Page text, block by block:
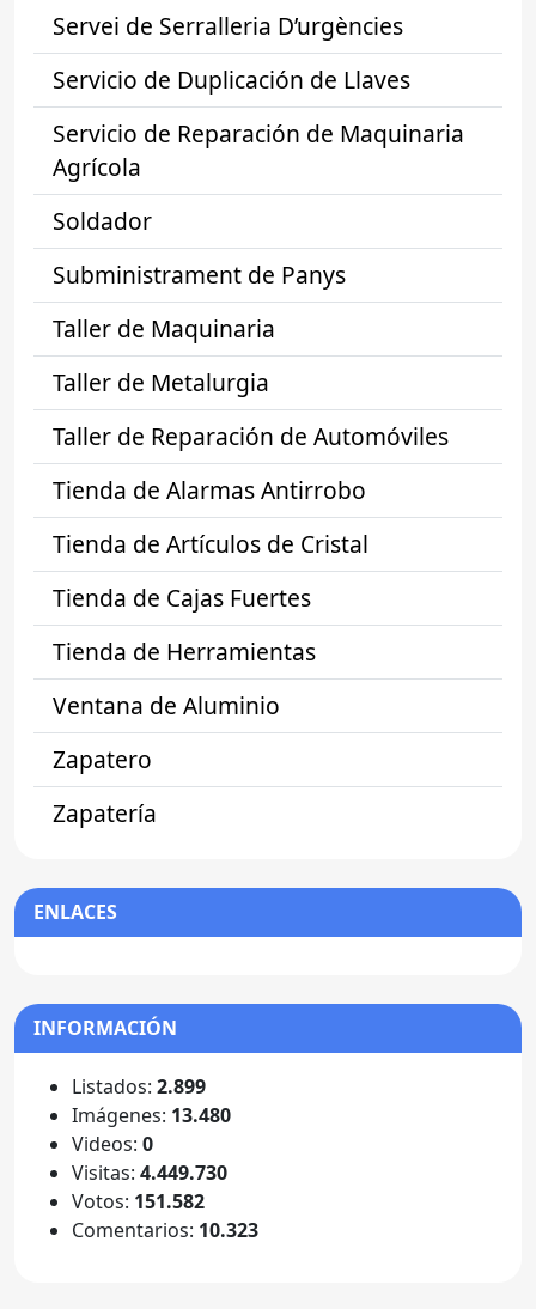
Servei de Serralleria D’urgències
Servicio de Duplicación de Llaves
Servicio de Reparación de Maquinaria
Agrícola
Soldador
Subministrament de Panys
Taller de Maquinaria
Taller de Metalurgia
Taller de Reparación de Automóviles
Tienda de Alarmas Antirrobo
Tienda de Artículos de Cristal
Tienda de Cajas Fuertes
Tienda de Herramientas
Ventana de Aluminio
Zapatero
Zapatería
ENLACES
INFORMACIÓN
Listados: 2.899
Imágenes: 13.480
Videos: 0
Visitas: 4.449.730
Votos: 151.582
Comentarios: 10.323